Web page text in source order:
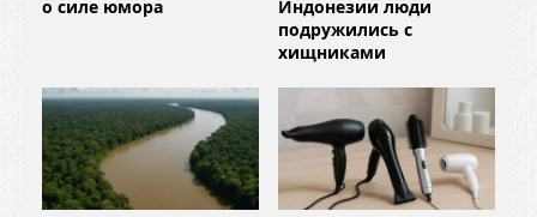
о силе юмора
Индонезии люди
подружились с
хищниками